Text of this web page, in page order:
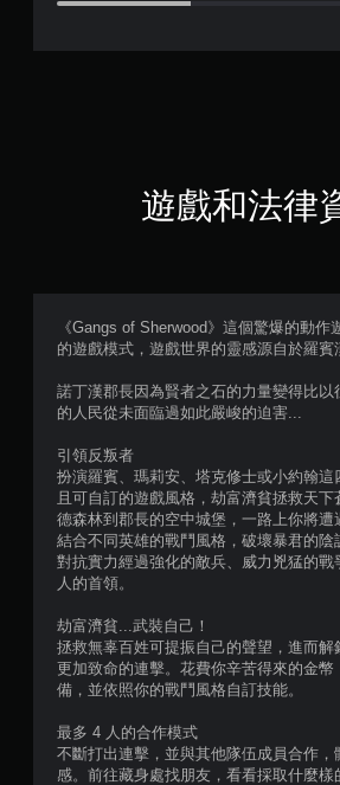
遊戲和法律
《Gangs of Sherwood》這個驚爆的動作
的遊戲模式，遊戲世界的靈感源自於羅賓
諾丁漢郡長因為賢者之石的力量變得比以
的人民從未面臨過如此嚴峻的迫害...
引領反叛者
扮演羅賓、瑪莉安、塔克修士或小約翰這
且可自訂的遊戲風格，劫富濟貧拯救天下
德森林到郡長的空中城堡，一路上你將遭
結合不同英雄的戰鬥風格，破壞暴君的陰
對抗實力經過強化的敵兵、威力兇猛的戰
人的首領。
劫富濟貧...武裝自己！
拯救無辜百姓可提振自己的聲望，進而解
更加致命的連擊。花費你辛苦得來的金幣
備，並依照你的戰鬥風格自訂技能。
最多 4 人的合作模式
不斷打出連擊，並與其他隊伍成員合作，
感。前往藏身處找朋友，看看採取什麼樣